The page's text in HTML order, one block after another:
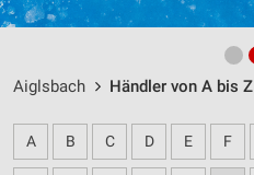
Aiglsbach Händler von A bis Z
A B C D E F